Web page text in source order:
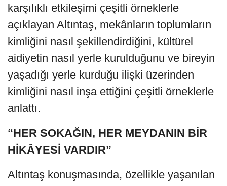
karşılıklı etkileşimi çeşitli örneklerle
açıklayan Altıntaş, mekânların toplumların
kimliğini nasıl şekillendirdiğini, kültürel
aidiyetin nasıl yerle kurulduğunu ve bireyin
yaşadığı yerle kurduğu ilişki üzerinden
kimliğini nasıl inşa ettiğini çeşitli örneklerle
anlattı.
“HER SOKAĞIN, HER MEYDANIN BİR
HİKÂYESİ VARDIR”
Altıntaş konuşmasında, özellikle yaşanılan